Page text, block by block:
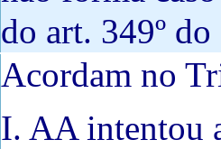
do art. 349º
Acordam no
I. AA intentou